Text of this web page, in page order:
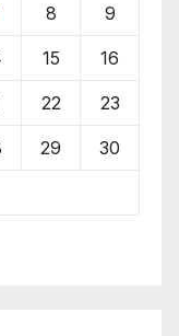
8 9
15 16
22 23
29 30